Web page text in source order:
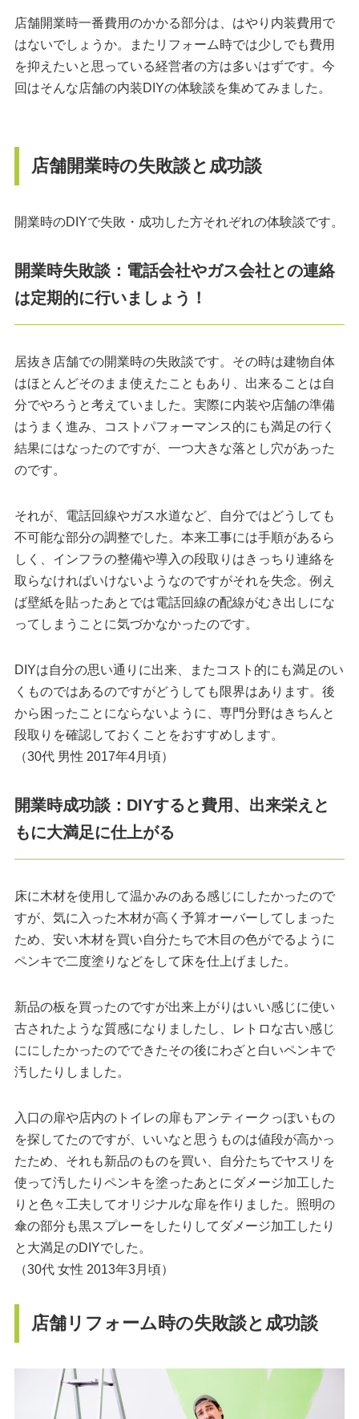
店舗開業時一番費用のかかる部分は、はやり内装費用で
はないでしょうか。またリフォーム時では少しでも費用
を抑えたいと思っている経営者の方は多いはずです。今
回はそんな店舗の内装DIYの体験談を集めてみました。
店舗開業時の失敗談と成功談
開業時のDIYで失敗・成功した方それぞれの体験談です。
開業時失敗談：電話会社やガス会社との連絡
は定期的に行いましょう！
居抜き店舗での開業時の失敗談です。その時は建物自体
はほとんどそのまま使えたこともあり、出来ることは自
分でやろうと考えていました。実際に内装や店舗の準備
はうまく進み、コストパフォーマンス的にも満足の行く
結果にはなったのですが、一つ大きな落とし穴があった
のです。
それが、電話回線やガス水道など、自分ではどうしても
不可能な部分の調整でした。本来工事には手順があるら
しく、インフラの整備や導入の段取りはきっちり連絡を
取らなければいけないようなのですがそれを失念。例え
ば壁紙を貼ったあとでは電話回線の配線がむき出しにな
ってしまうことに気づかなかったのです。
DIYは自分の思い通りに出来、またコスト的にも満足のい
くものではあるのですがどうしても限界はあります。後
から困ったことにならないように、専門分野はきちんと
段取りを確認しておくことをおすすめします。
（30代 男性 2017年4月頃）
開業時成功談：DIYすると費用、出来栄えと
もに大満足に仕上がる
床に木材を使用して温かみのある感じにしたかったので
すが、気に入った木材が高く予算オーバーしてしまった
ため、安い木材を買い自分たちで木目の色がでるように
ペンキで二度塗りなどをして床を仕上げました。
新品の板を買ったのですが出来上がりはいい感じに使い
古されたような質感になりましたし、レトロな古い感じ
ににしたかったのでできたその後にわざと白いペンキで
汚したりしました。
入口の扉や店内のトイレの扉もアンティークっぽいもの
を探してたのですが、いいなと思うものは値段が高かっ
たため、それも新品のものを買い、自分たちでヤスリを
使って汚したりペンキを塗ったあとにダメージ加工した
りと色々工夫してオリジナルな扉を作りました。照明の
傘の部分も黒スプレーをしたりしてダメージ加工したり
と大満足のDIYでした。
（30代 女性 2013年3月頃）
店舗リフォーム時の失敗談と成功談